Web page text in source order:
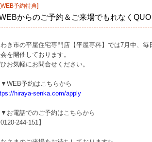
[WEB予約特典]
からのご予約＆ご来場でもれなく
き市の平屋住宅専門店【平屋専科】では7月中、毎
を開催しております。
お気軽にお問合せください。
予約はこちらから
hiraya-senka.com/apply
お電話でのご予約はこちらから
0120-244-151】